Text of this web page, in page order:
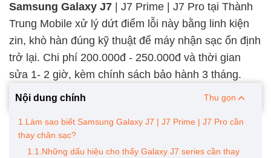
Samsung Galaxy J7
| J7 Prime | J7 Pro tại Thành
Trung Mobile xử lý dứt điểm lỗi này bằng linh kiện
zin, khò hàn đúng kỹ thuật để máy nhận sạc ổn định
trở lại. Chi phí 200.000đ - 250.000đ và thời gian
sửa 1- 2 giờ, kèm chính sách bảo hành 3 tháng.
Nội dung chính Thu gọn
1.Làm sao biết Samsung Galaxy J7 | J7 Prime | J7 Pro cần
thay chân sạc?
1.1.Những dấu hiệu cho thấy Galaxy J7 series cần thay